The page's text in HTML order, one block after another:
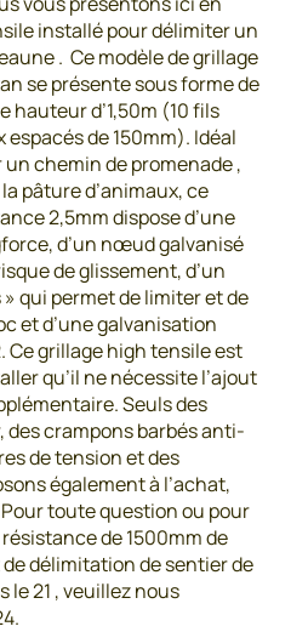
installé pour délimiter un
. Ce modèle de grillage
se présente sous forme de
hauteur d’1,50m (10 fils
de 150mm). Idéal
chemin de promenade ,
pâture d’animaux, ce
2,5mm dispose d’une
d’un nœud galvanisé
de glissement, d’un
qui permet de limiter et de
et d’une galvanisation
Ce grillage high tensile est
qu’il ne nécessite l’ajout
Seuls des
crampons barbés anti-
de tension et des
également à l’achat,
toute question ou pour
de 1500mm de
délimitation de sentier de
le 21 , veuillez nous